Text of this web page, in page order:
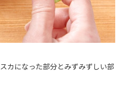
カになった部分とみずみずしい部